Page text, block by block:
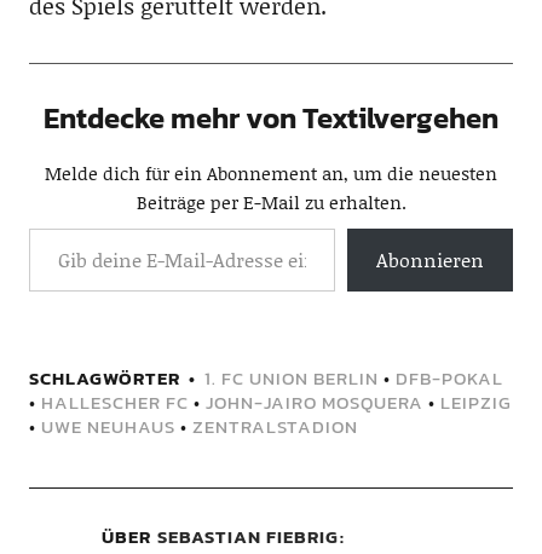
Entdecke mehr von Textilvergehen
Melde dich für ein Abonnement an, um die neuesten
Beiträge per E-Mail zu erhalten.
Abonnieren
SCHLAGWÖRTER 1. FC UNION BERLIN • DFB-POKAL
• HALLESCHER FC • JOHN-JAIRO MOSQUERA • LEIPZIG
• UWE NEUHAUS • ZENTRALSTADION
ÜBER SEBASTIAN FIEBRIG